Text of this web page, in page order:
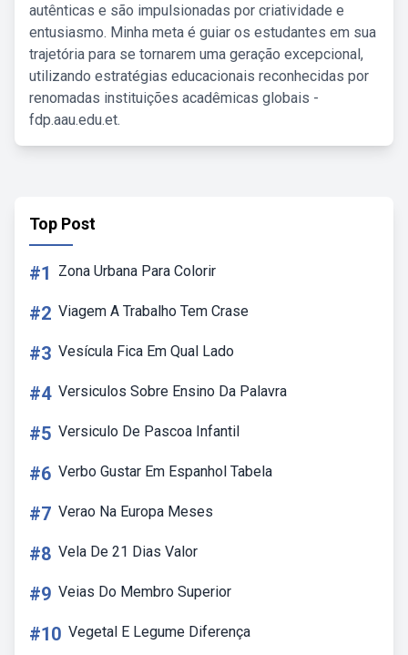
autênticas e são impulsionadas por criatividade e
entusiasmo. Minha meta é guiar os estudantes em sua
trajetória para se tornarem uma geração excepcional,
utilizando estratégias educacionais reconhecidas por
renomadas instituições acadêmicas globais -
fdp.aau.edu.et.
Top Post
#1 Zona Urbana Para Colorir
#2 Viagem A Trabalho Tem Crase
#3 Vesícula Fica Em Qual Lado
#4 Versiculos Sobre Ensino Da Palavra
#5 Versiculo De Pascoa Infantil
#6 Verbo Gustar Em Espanhol Tabela
#7 Verao Na Europa Meses
#8 Vela De 21 Dias Valor
#9 Veias Do Membro Superior
#10 Vegetal E Legume Diferença